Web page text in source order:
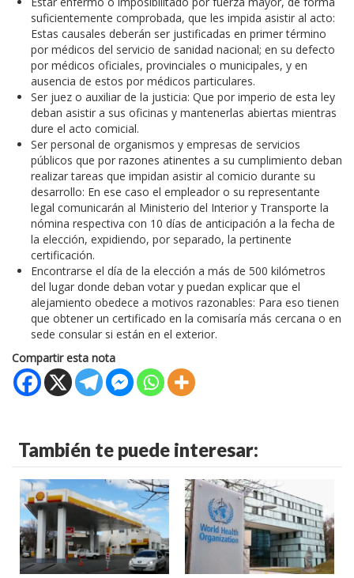
suficientemente comprobada, que les impida asistir al acto:
Estas causales deberán ser justificadas en primer término
por médicos del servicio de sanidad nacional; en su defecto
por médicos oficiales, provinciales o municipales, y en
ausencia de estos por médicos particulares.
Ser juez o auxiliar de la justicia: Que por imperio de esta ley
deban asistir a sus oficinas y mantenerlas abiertas mientras
dure el acto comicial.
Ser personal de organismos y empresas de servicios
públicos que por razones atinentes a su cumplimiento deban
realizar tareas que impidan asistir al comicio durante su
desarrollo: En ese caso el empleador o su representante
legal comunicarán al Ministerio del Interior y Transporte la
nómina respectiva con 10 días de anticipación a la fecha de
la elección, expidiendo, por separado, la pertinente
certificación.
Encontrarse el día de la elección a más de 500 kilómetros
del lugar donde deban votar y puedan explicar que el
alejamiento obedece a motivos razonables: Para eso tienen
que obtener un certificado en la comisaría más cercana o en
sede consular si están en el exterior.
Compartir esta nota
También te puede interesar: